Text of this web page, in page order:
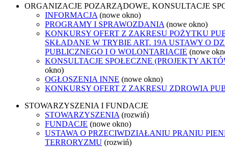
ORGANIZACJE POZARZĄDOWE, KONSULTACJE
INFORMACJA (nowe okno)
PROGRAMY I SPRAWOZDANIA (nowe okno)
KONKURSY OFERT Z ZAKRESU POŻYTKU
SKŁADANE W TRYBIE ART. 19A USTAWY O
PUBLICZNEGO I O WOLONTARIACIE (nowe
KONSULTACJE SPOŁECZNE (PROJEKTY
okno)
OGŁOSZENIA INNE (nowe okno)
KONKURSY OFERT Z ZAKRESU ZDROWIA
STOWARZYSZENIA I FUNDACJE
STOWARZYSZENIA (rozwiń)
FUNDACJE (nowe okno)
USTAWA O PRZECIWDZIAŁANIU PRANIU
TERRORYZMU (rozwiń)